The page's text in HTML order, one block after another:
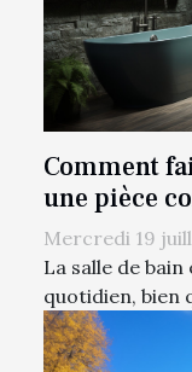
Comment
une pièce
Mercredi 19
La salle de
quotidien, bien